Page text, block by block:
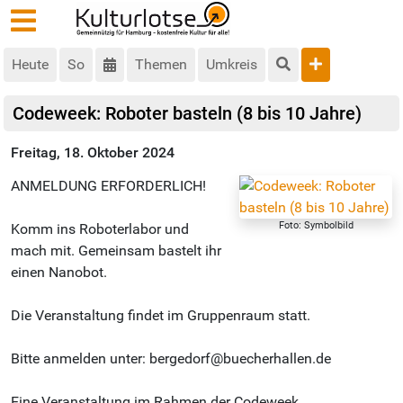
Heute So Themen Umkreis
Codeweek: Roboter basteln (8 bis 10 Jahre)
Freitag, 18. Oktober 2024
Foto: Symbolbild
ANMELDUNG ERFORDERLICH!
Komm ins Roboterlabor und
mach mit. Gemeinsam bastelt ihr
einen Nanobot.
Die Veranstaltung findet im Gruppenraum statt.
Bitte anmelden unter: bergedorf@buecherhallen.de